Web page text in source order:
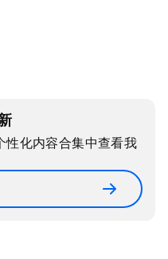
性化内容合集中查看我